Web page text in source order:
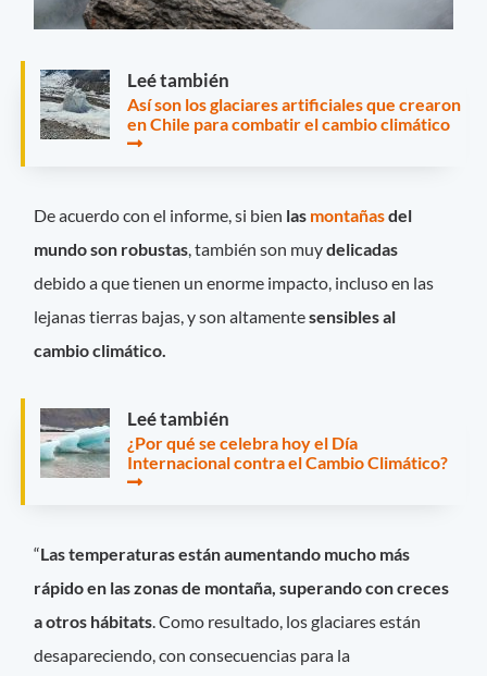
Leé también
Así son los glaciares artificiales que crearon
en Chile para combatir el cambio climático
De acuerdo con el informe, si bien las montañasdel
mundo son robustas, también son muydelicadas
debido a que tienen un enorme impacto, incluso en las
lejanas tierras bajas, y son altamentesensibles al
cambio climático.
Leé también
¿Por qué se celebra hoy el Día
Internacional contra el Cambio Climático?
“Las temperaturas están aumentando mucho más
rápido en las zonas de montaña, superando con creces
a otros hábitats . Como resultado, los glaciares están
desapareciendo, con consecuencias para la